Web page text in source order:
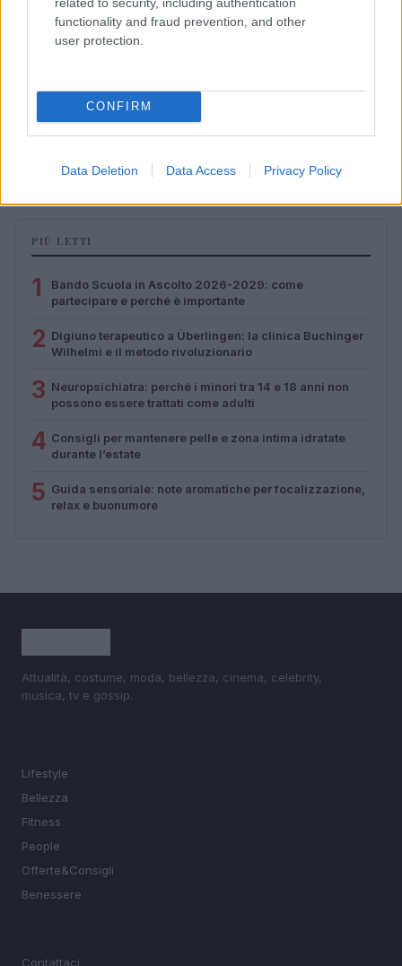
functionality and fraud prevention, and other
user protection.
CONFIRM
Data Deletion Data Access Privacy Policy
Matteo Pellegrino · 7 Ago 2026
PIÙ LETTI
1
Bando Scuola in Ascolto 2026-2029: come
partecipare e perché è importante
2 Digiuno terapeutico a Überlingen: la clinica Buchinger
Wilhelmi e il metodo rivoluzionario
3 Neuropsichiatra: perché i minori tra 14 e 18 anni non
possono essere trattati come adulti
4 Consigli per mantenere pelle e zona intima idratate
durante l’estate
5 Guida sensoriale: note aromatiche per focalizzazione,
relax e buonumore
Attualità, costume, moda, bellezza, cinema, celebrity,
musica, tv e gossip.
Lifestyle
Bellezza
Fitness
People
Offerte&Consigli
Benessere
Contattaci